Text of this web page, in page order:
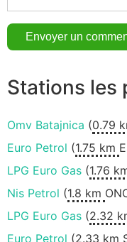
Stations les
Omv Batajnica (0.79
Euro Petrol (1.75 km
LPG Euro Gas (1.76
Nis Petrol (1.8 km
LPG Euro Gas (2.32
Euro Petrol (2.33 km